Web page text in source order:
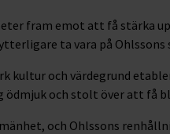
fram emot att få stärka
ta vara på
kultur och värdegrund
och stolt över att få
och Ohlssons